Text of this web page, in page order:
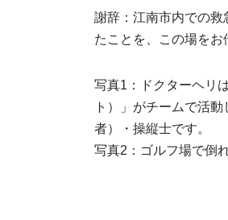
謝辞：江南市内での救
たことを、この場をお
写真1：ドクターヘリ
ト）」がチームで活
者）・操縦士です。
写真2：ゴルフ場で倒